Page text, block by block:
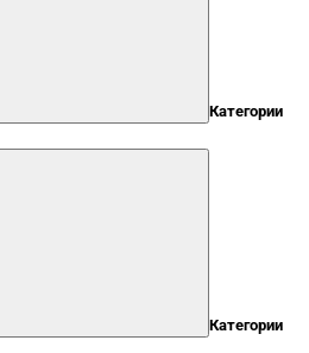
Категории
Категории